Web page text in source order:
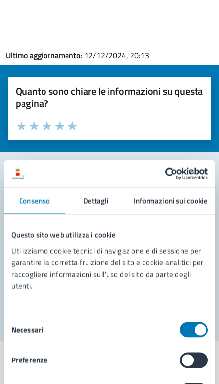
Consenso Dettagli Informazioni sui cookie
Questo sito web utilizza i cookie
Utilizziamo cookie tecnici di navigazione e di sessione per
garantire la corretta fruizione del sito e cookie analitici per
raccogliere informazioni sull'uso del sito da parte degli
utenti.
delNecessari
Preferenze
Ultimo aggiornamento: 12/12/2024, 20:13
Quanto sono chiare le informazioni su questa
pagina?
Valuta la chiarezza delle informazioni (da 1 a 5 stelle)
Seleziona il numero di stelle per valutare la chiarezza delle
Valuta 5 stelle su 5
Valuta 4 stelle su 5
Valuta 3 stelle su 5
Valuta 2 stelle su 5
Valuta 1 stelle su 5
Leggi le domande frequenti
Richiedi assistenza
Prenota appuntamento
Problemi in città